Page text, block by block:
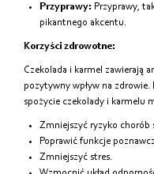
Przyprawy: Przyprawy,
pikantnego akcentu.
Korzyści zdrowotne:
Czekolada i karmel zawierają
pozytywny wpływ na
spożycie czekolady i karmelu
Zmniejszyć ryzyko chorób
Poprawić funkcje
Zmniejszyć stres.